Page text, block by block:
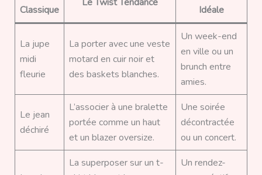
Classique
Idéale
La jupe
midi
fleurie
La porter avec une veste
motard en cuir noir et
des baskets blanches.
Un week-end
en ville ou un
brunch entre
amies.
Le jean
déchiré
L’associer à une bralette
portée comme un haut
et un blazer oversize.
Une soirée
décontractée
ou un concert.
La superposer sur un t-
Un rendez-